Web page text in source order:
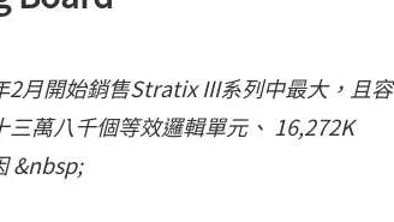
月開始銷售Stratix III系列中最大，且容
萬八千個等效邏輯單元、 16,272K
&nbsp;